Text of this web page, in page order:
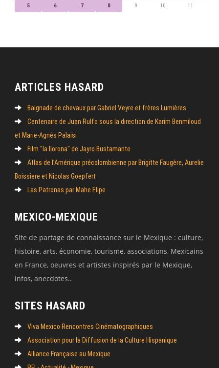
5 6 7 8 9 10 11
ARTICLES HASARD
Baignade de chevaux par Gabriel Veyre et frères Lumières
Centenaire de Juan Rulfo sous la direction de Karim Benmiloud
et Marie-Agnès Palaisi
Film "la llorona" de Jayro Bustamante
Atlas de l’Amérique précolombienne par Brigitte Faugère, Aurelie
Boissiere et Nicolas Goepfert
Las Patronas par Mahe Elipe
MEXICO-MEXIQUE
Site de partage de connaissance sur le Mexique : culture,
histoire, arts, économie, tourisme, associations, Mexicains
en France, oeuvres et artistes inspirés par le Mexique,
infos, anecdotes..
SITES HASARD
Viva Mexico Rencontres Cinématographiques
Association pour la Diffusion de la Culture Hispanique
Alliance Française au Mexique